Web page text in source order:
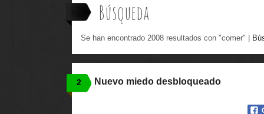
Búsqueda
Se han encontrado 2008 resultados con "comer" |
2 Nuevo miedo desbloqueado